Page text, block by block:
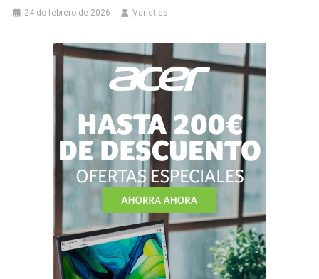
24 de febrero de 2026 Varieties